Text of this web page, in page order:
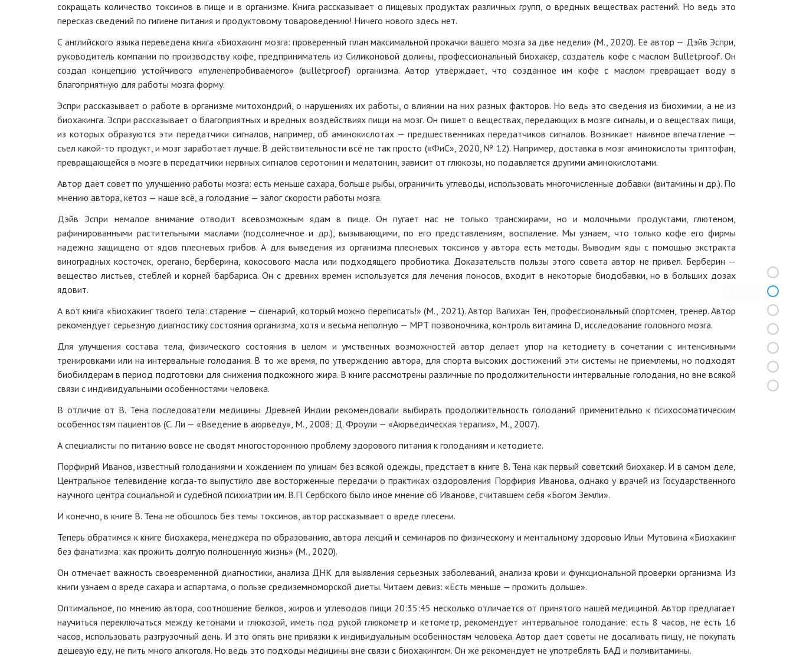
сокращать количество токсинов в пище и в организме. Книга рассказывает о пищевых продуктах различных групп, о вредных веществах растений. Но ведь это
пересказ сведений по гигиене питания и продуктовому товароведению! Ничего нового здесь нет.
С английского языка переведена книга «Биохакинг мозга: проверенный план максимальной прокачки вашего мозга за две недели» (М., 2020). Ее автор — Дэйв Эспри,
руководитель компании по производству кофе, предприниматель из Силиконовой долины, профессиональный биохакер, создатель кофе с маслом Bulletproof. Он
создал концепцию устойчивого «пуленепробиваемого» (вulletproof) организма. Автор утверждает, что созданное им кофе с маслом превращает воду в
благоприятную для работы мозга форму.
Эспри рассказывает о работе в организме митохондрий, о нарушениях их работы, о влиянии на них разных факторов. Но ведь это сведения из биохимии, а не из
биохакинга. Эспри рассказывает о благоприятных и вредных воздействиях пищи на мозг. Он пишет о веществах, передающих в мозге сигналы, и о веществах пищи,
из которых образуются эти передатчики сигналов, например, об аминокислотах — предшественниках передатчиков сигналов. Возникает наивное впечатление —
съел какой-то продукт, и мозг заработает лучше. В действительности всё не так просто («ФиС», 2020, № 12). Например, доставка в мозг аминокислоты триптофан,
превращающейся в мозге в передатчики нервных сигналов серотонин и мелатонин, зависит от глюкозы, но подавляется другими аминокислотами.
Автор дает совет по улучшению работы мозга: есть меньше сахара, больше рыбы, ограничить углеводы, использовать многочисленные добавки (витамины и др.). По
мнению автора, кетоз — наше всё, а голодание — залог скорости работы мозга.
Дэйв Эспри немалое внимание отводит всевозможным ядам в пище. Он пугает нас не только трансжирами, но и молочными продуктами, глютеном,
рафинированными растительными маслами (подсолнечное и др.), вызывающими, по его представлениям, воспаление. Мы узнаем, что только кофе его фирмы
надежно защищено от ядов плесневых грибов. А для выведения из организма плесневых токсинов у автора есть методы. Выводим яды с помощью экстракта
виноградных косточек, орегано, берберина, кокосового масла или подходящего пробиотика. Доказательств пользы этого совета автор не привел. Берберин —
вещество листьев, стеблей и корней барбариса. Он с древних времен используется для лечения поносов, входит в некоторые биодобавки, но в больших дозах
ядовит.
А вот книга «Биохакинг твоего тела: старение — сценарий, который можно переписать!» (М., 2021). Автор Валихан Тен, профессиональный спортсмен, тренер. Автор
рекомендует серьезную диагностику состояния организма, хотя и весьма неполную — МРТ позвоночника, контроль витамина D, исследование головного мозга.
Для улучшения состава тела, физического состояния в целом и умственных возможностей автор делает упор на кетодиету в сочетании с интенсивными
тренировками или на интервальные голодания. В то же время, по утверждению автора, для спорта высоких достижений эти системы не приемлемы, но подходят
биобилдерам в период подготовки для снижения подкожного жира. В книге рассмотрены различные по продолжительности интервальные голодания, но вне всякой
связи с индивидуальными особенностями человека.
В отличие от В. Тена последователи медицины Древней Индии рекомендовали выбирать продолжительность голоданий применительно к психосоматическим
особенностям пациентов (С. Ли — «Введение в аюрведу», М., 2008; Д. Фроули — «Аюрведическая терапия», М., 2007).
А специалисты по питанию вовсе не сводят многостороннюю проблему здорового питания к голоданиям и кетодиете.
Порфирий Иванов, известный голоданиями и хождением по улицам без всякой одежды, предстает в книге В. Тена как первый советский биохакер. И в самом деле,
Центральное телевидение когда-то выпустило две восторженные передачи о практиках оздоровления Порфирия Иванова, однако у врачей из Государственного
научного центра социальной и судебной психиатрии им. В.П. Сербского было иное мнение об Иванове, считавшем себя «Богом Земли».
И конечно, в книге В. Тена не обошлось без темы токсинов, автор рассказывает о вреде плесени.
Теперь обратимся к книге биохакера, менеджера по образованию, автора лекций и семинаров по физическому и ментальному здоровью Ильи Мутовина «Биохакинг
без фанатизма: как прожить долгую полноценную жизнь» (М., 2020).
Он отмечает важность своевременной диагностики, анализа ДНК для выявления серьезных заболеваний, анализа крови и функциональной проверки организма. Из
книги узнаем о вреде сахара и аспартама, о пользе средиземноморской диеты. Читаем девиз: «Есть меньше — прожить дольше».
Оптимальное, по мнению автора, соотношение белков, жиров и углеводов пищи 20:35:45 несколько отличается от принятого нашей медициной. Автор предлагает
научиться переключаться между кетонами и глюкозой, иметь под рукой глюкометр и кетометр, рекомендует интервальное голодание: есть 8 часов, не есть 16
часов, использовать разгрузочный день. И это опять вне привязки к индивидуальным особенностям человека. Автор дает советы не досаливать пищу, не покупать
дешевую еду, не пить много алкоголя. Но ведь это подходы медицины вне связи с биохакингом. Он же рекомендует не употреблять БАД и поливитамины.